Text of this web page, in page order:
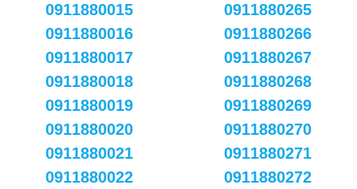
0911880015
0911880016
0911880017
0911880018
0911880019
0911880020
0911880021
0911880022
0911880265
0911880266
0911880267
0911880268
0911880269
0911880270
0911880271
0911880272